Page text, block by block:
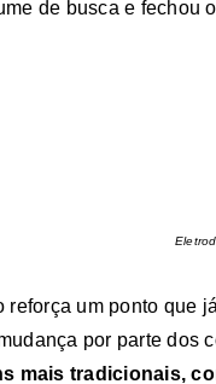
de busca e fechou
reforça um ponto que
por parte dos
mais tradicionais,